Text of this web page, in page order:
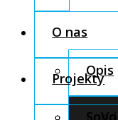
O nas
Opis
Projekty